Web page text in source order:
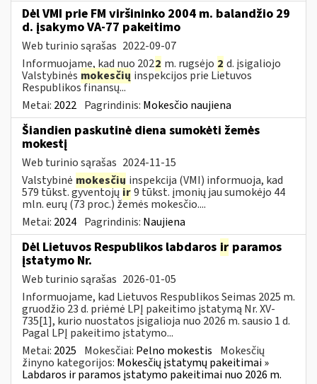
Dėl VMI prie FM viršininko 2004 m. balandžio 29
d. įsakymo VA-77 pakeitimo
Web turinio sąrašas 2022-09-07
Informuojame, kad nuo 2022 m. rugsėjo 2 d. įsigaliojo
Valstybinės mokesčių inspekcijos prie Lietuvos
Respublikos finansų...
Metai: 2022 Pagrindinis: Mokesčio naujiena
Šiandien paskutinė diena sumokėti žemės
mokestį
Web turinio sąrašas 2024-11-15
Valstybinė mokesčių inspekcija (VMI) informuoja, kad
579 tūkst. gyventojųir9 tūkst. įmonių jau sumokėjo 44
mln. eurų (73 proc.) žemės mokesčio....
Metai: 2024 Pagrindinis: Naujiena
Dėl Lietuvos Respublikos labdaros ir paramos
įstatymo Nr.
Web turinio sąrašas 2026-01-05
Informuojame, kad Lietuvos Respublikos Seimas 2025 m.
gruodžio 23 d. priėmė LPĮ pakeitimo įstatymą Nr. XV-
735[1], kurio nuostatos įsigalioja nuo 2026 m. sausio 1 d.
Pagal LPĮ pakeitimo įstatymo...
Metai: 2025 Mokesčiai: Pelno mokestis Mokesčių
žinyno kategorijos: Mokesčių įstatymų pakeitimai »
Labdaros ir paramos įstatymo pakeitimai nuo 2026 m.